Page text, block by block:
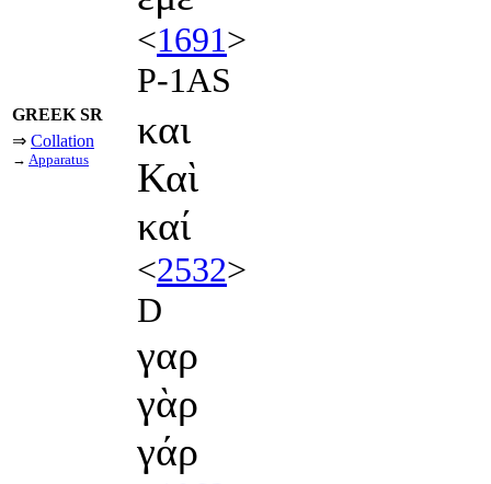
<1691>
P-1AS
GREEK SR
⇒ Collation
→ Apparatus
και
Καὶ
καί
<2532>
D
γαρ
γὰρ
γάρ